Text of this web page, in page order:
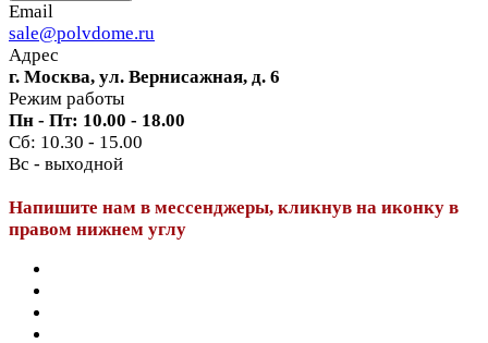
Email
sale@polvdome.ru
Адрес
г. Москва, ул. Вернисажная, д. 6
Режим работы
Пн - Пт: 10.00 - 18.00
Сб: 10.30 - 15.00
Вс - выходной
Напишите нам в мессенджеры, кликнув на иконку в
правом нижнем углу